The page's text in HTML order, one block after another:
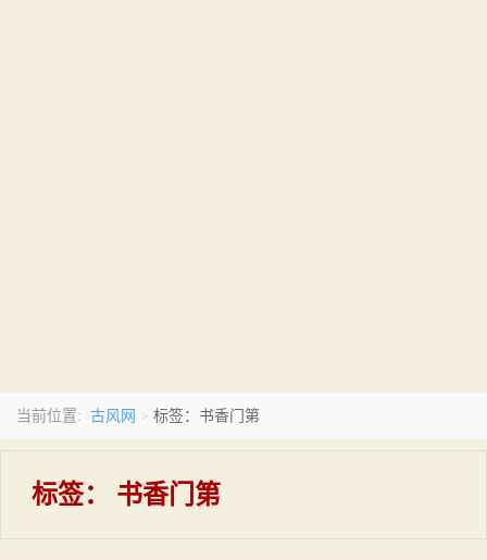
当前位置: 古风网 > 标签：书香门第
标签： 书香门第